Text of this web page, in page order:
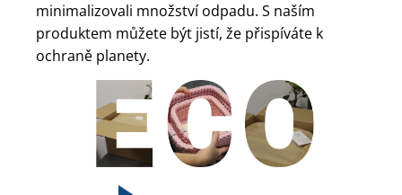
minimalizovali množství odpadu. S naším
produktem můžete být jistí, že přispíváte k
ochraně planety.